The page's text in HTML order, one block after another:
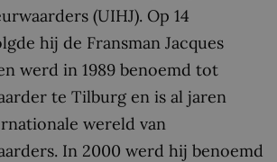
(UIHJ). Op 14
hij de Fransman Jacques
werd in 1989 benoemd tot
te Tilburg en is al jaren
wereld van
In 2000 werd hij benoemd